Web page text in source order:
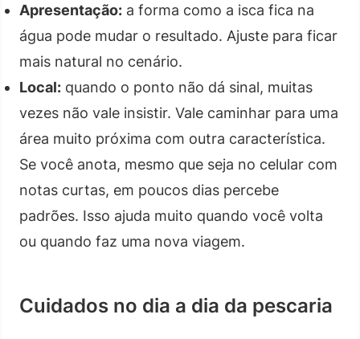
Apresentação: a forma como a isca fica na
água pode mudar o resultado. Ajuste para ficar
mais natural no cenário.
Local: quando o ponto não dá sinal, muitas
vezes não vale insistir. Vale caminhar para uma
área muito próxima com outra característica.
Se você anota, mesmo que seja no celular com
notas curtas, em poucos dias percebe
padrões. Isso ajuda muito quando você volta
ou quando faz uma nova viagem.
Cuidados no dia a dia da pescaria